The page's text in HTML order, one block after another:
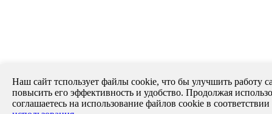
Наш сайт тспользует файлы cookie, что бы улучшить работу
повысить его эффективность и удобство. Продолжая
соглашаетесь на использование файлов cookie в